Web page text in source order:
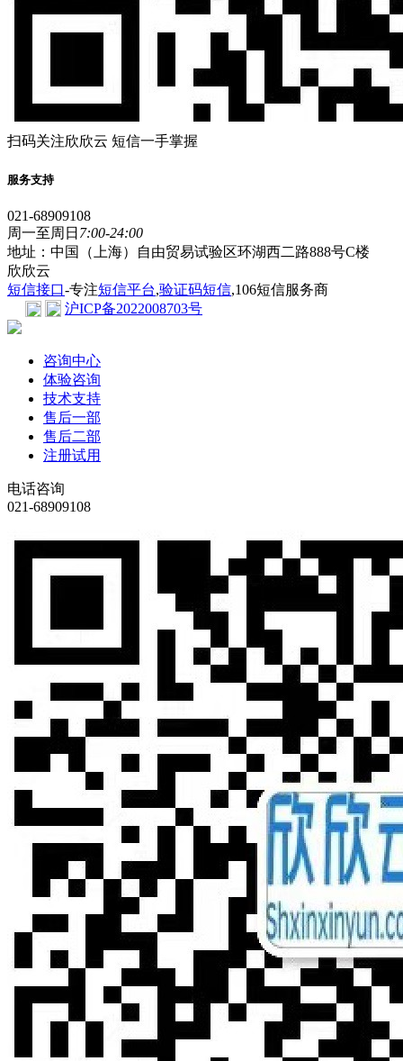
扫码关注欣欣云 短信一手掌握
服务支持
021-68909108
周一至周日 7:00-24:00
地址：中国（上海）自由贸易试验区环湖西二路888号C楼
欣欣云
短信接口-专注短信平台,验证码短信,106短信服务商
沪ICP备2022008703号
咨询中心
体验咨询
技术支持
售后一部
售后二部
注册试用
电话咨询
021-68909108